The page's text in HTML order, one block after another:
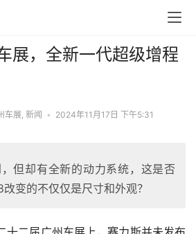
展，全新一代超级增程
车展, 新闻 • 2024年11月17日 下午5:31
但却有全新的动力系统，这是否
变的不仅仅是尺寸和外观？